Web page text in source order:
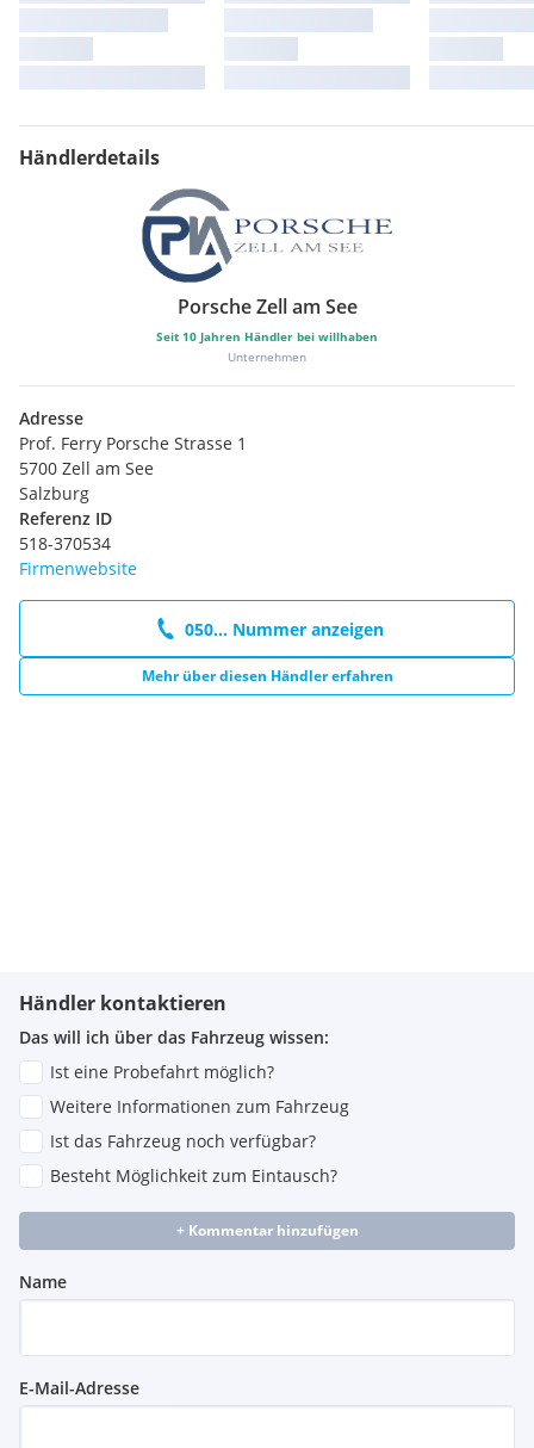
Händlerdetails
Porsche Zell am See
Seit 10 Jahren Händler bei willhaben
Unternehmen
Adresse
Prof. Ferry Porsche Strasse 1
5700 Zell am See
Salzburg
Referenz ID
518-370534
Firmenwebsite
050... Nummer anzeigen
Mehr über diesen Händler erfahren
Händler kontaktieren
Das will ich über das Fahrzeug wissen:
Ist eine Probefahrt möglich?
Weitere Informationen zum Fahrzeug
Ist das Fahrzeug noch verfügbar?
Besteht Möglichkeit zum Eintausch?
+ Kommentar hinzufügen
Name
E-Mail-Adresse